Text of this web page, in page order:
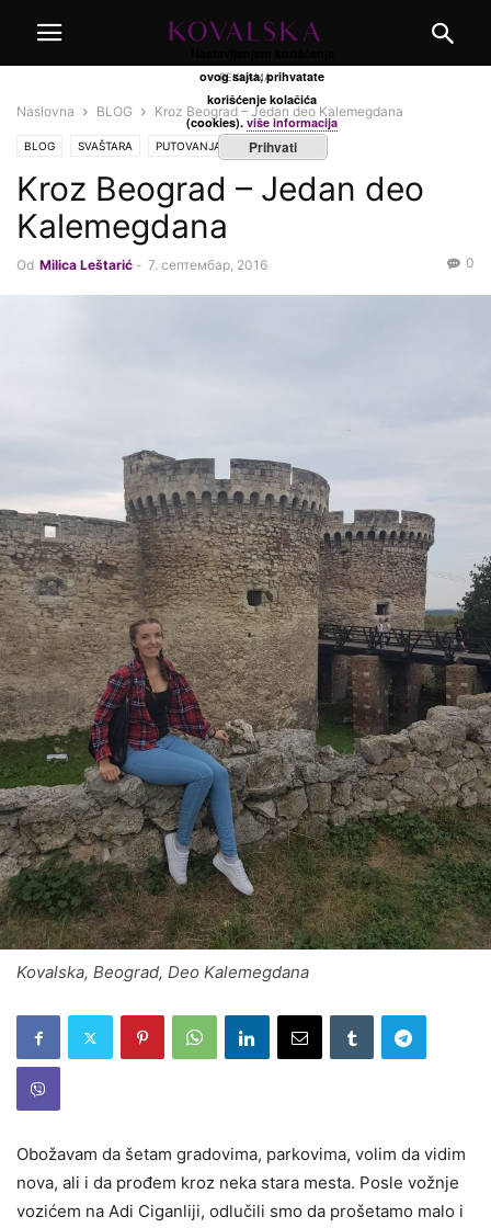
REKLAMA
Naslovna BLOG Kroz Beograd – Jedan deo Kalemegdana
BLOG SVAŠTARA PUTOVANJA
Kroz Beograd – Jedan deo
Kalemegdana
Od Milica Leštarić - 7. септембар, 2016 0
Kovalska, Beograd, Deo Kalemegdana
Obožavam da šetam gradovima, parkovima, volim da vidim
nova, ali i da prođem kroz neka stara mesta. Posle vožnje
vozićem na Adi Ciganliji, odlučili smo da prošetamo malo i
ovog sajta, prihvatate
korišćenje kolačića
(cookies). više informacija
Prihvati